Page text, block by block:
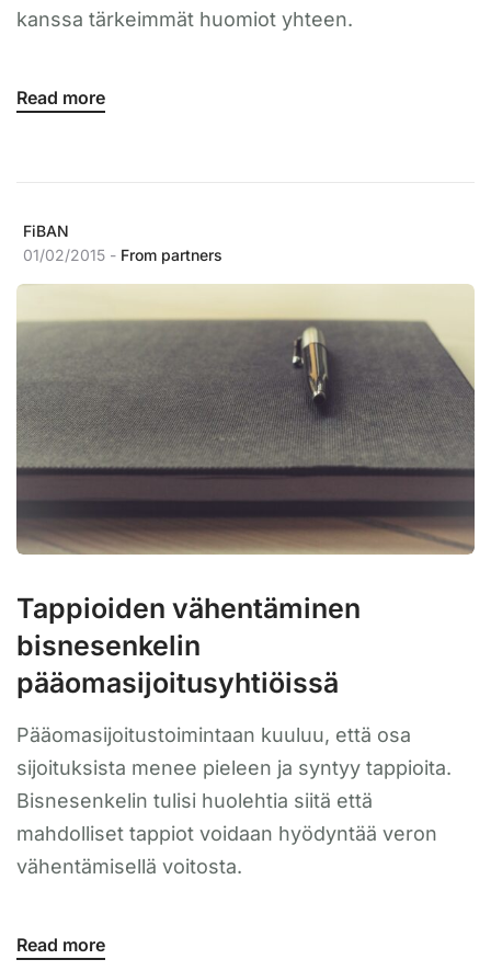
kanssa tärkeimmät huomiot yhteen.
Read more
FiBAN
01/02/2015 - From partners
Tappioiden vähentäminen
bisnesenkelin
pääomasijoitusyhtiöissä
Pääomasijoitustoimintaan kuuluu, että osa
sijoituksista menee pieleen ja syntyy tappioita.
Bisnesenkelin tulisi huolehtia siitä että
mahdolliset tappiot voidaan hyödyntää veron
vähentämisellä voitosta.
Read more